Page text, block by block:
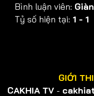
Bình luận viên:
Tỷ số hiện tại: 1 - 1
GIỚI
CAKHIA TV -